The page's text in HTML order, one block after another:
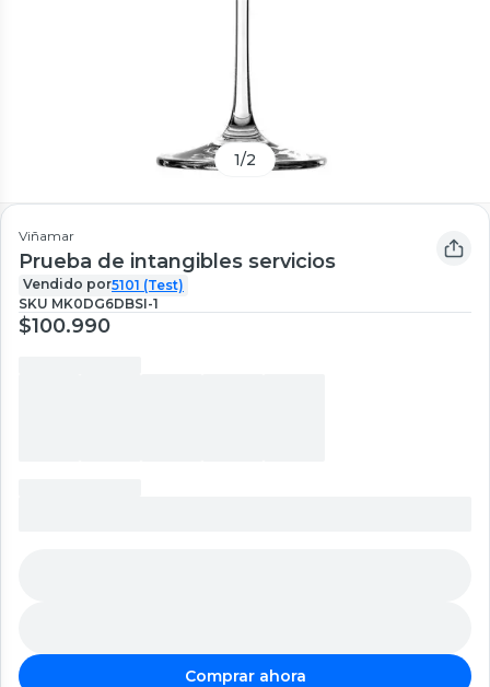
1/2
Viñamar
Prueba de intangibles servicios
Vendido por5101 (Test)
SKU MK0DG6DBSI-1
$100.990
Comprar ahora